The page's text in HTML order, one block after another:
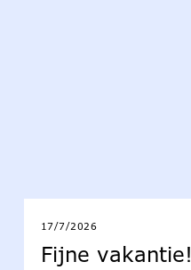
17/7/2026
Fijne vakantie!